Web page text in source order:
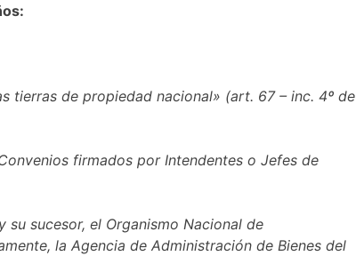
tierras de propiedad nacional» (art. 67 – inc. 4º de
firmados por Intendentes o Jefes de
sucesor, el Organismo Nacional de
la Agencia de Administración de Bienes del